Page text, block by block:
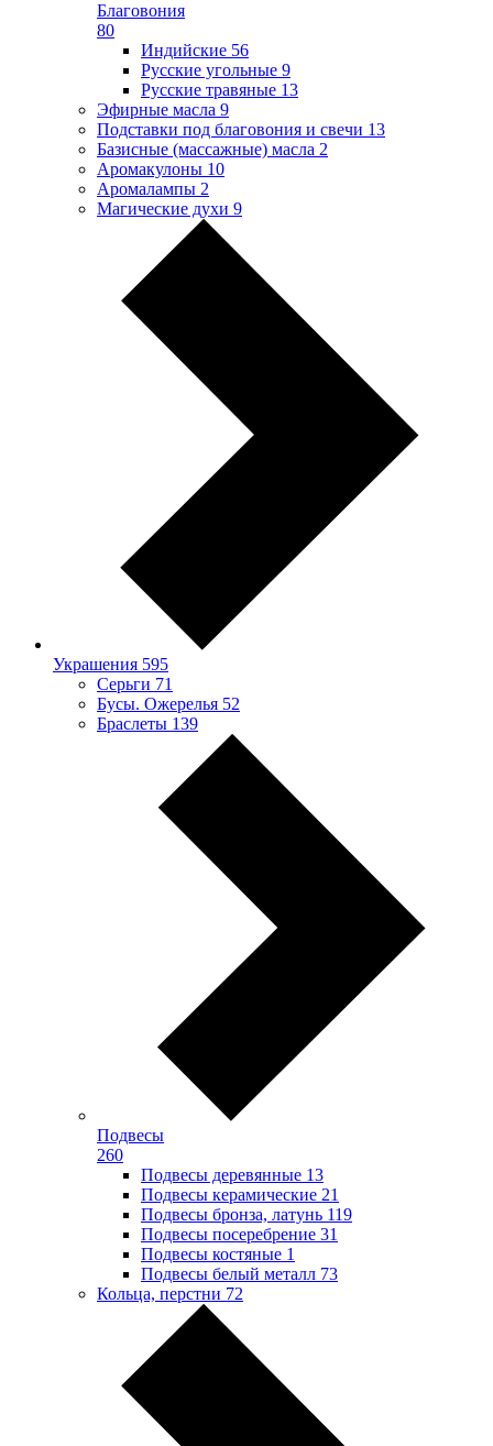
Благовония
80
Индийские 56
Русские угольные 9
Русские травяные 13
Эфирные масла 9
Подставки под благовония и свечи 13
Базисные (массажные) масла 2
Аромакулоны 10
Аромалампы 2
Магические духи 9
Украшения 595
Серьги 71
Бусы. Ожерелья 52
Браслеты 139
Подвесы
260
Подвесы деревянные 13
Подвесы керамические 21
Подвесы бронза, латунь 119
Подвесы посеребрение 31
Подвесы костяные 1
Подвесы белый металл 73
Кольца, перстни 72